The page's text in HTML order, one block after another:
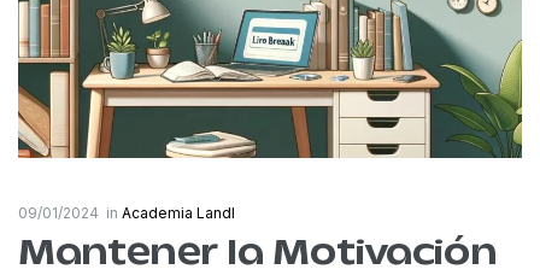
09/01/2024 in Academia Landl
Mantener la Motivación